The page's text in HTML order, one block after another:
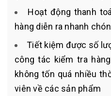
Hoạt động thanh
hàng diễn ra nhanh
Tiết kiệm được số
công tác kiểm tra
không tốn quá nhiều
viên về các sản phẩm